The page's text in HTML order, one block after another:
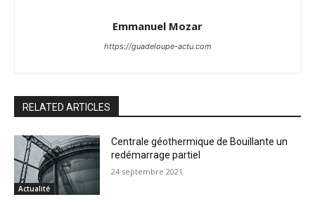
Emmanuel Mozar
https://guadeloupe-actu.com
RELATED ARTICLES
Actualité
Centrale géothermique de Bouillante un
redémarrage partiel
24 septembre 2021